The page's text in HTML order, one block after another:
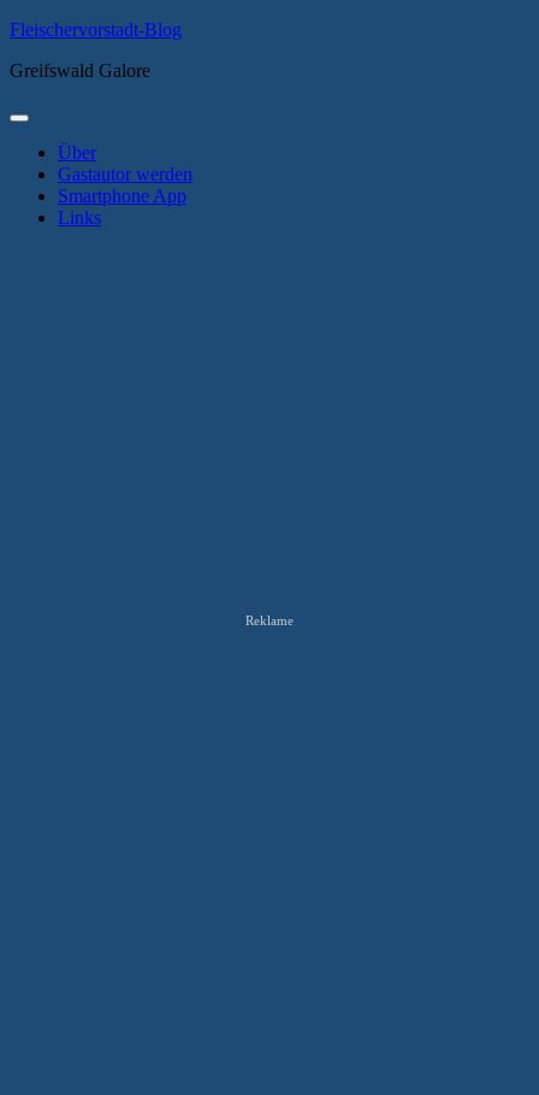
Zum
springen
Fleischervorstadt-Blog
Greifswald Galore
Primäres
Über
Gastautor werden
Smartphone App
Links
Reklame